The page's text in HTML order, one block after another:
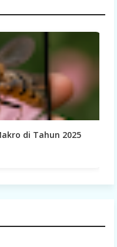
di Tahun 2025